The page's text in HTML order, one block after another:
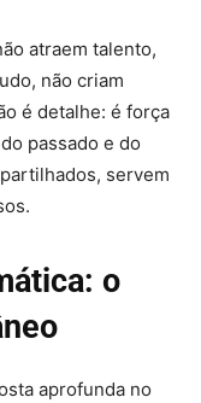
atraem talento,
não criam
é detalhe: é força
passado e do
servem
o
aprofunda no